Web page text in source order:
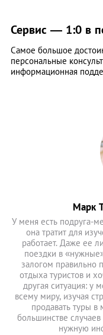
Сервис — 1:0 в
Самое большое
персональные
информационная
Марк
У меня есть подруга-
она тратит для
работает. Даже ее
поездки в
залогом правильно
отдыха туристов и
другая ситуация: у
всему миру, изучая
продавать туры в
большинстве
нужную